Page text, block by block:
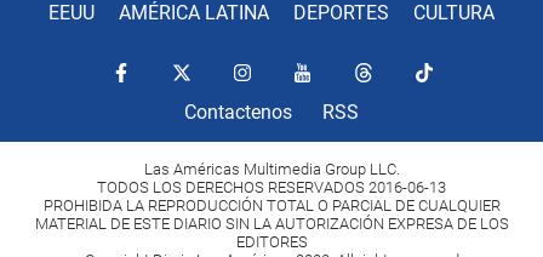
EEUU AMÉRICA LATINA DEPORTES CULTURA
Contactenos RSS
Las Américas Multimedia Group LLC.
TODOS LOS DERECHOS RESERVADOS 2016-06-13
PROHIBIDA LA REPRODUCCIÓN TOTAL O PARCIAL DE CUALQUIER
MATERIAL DE ESTE DIARIO SIN LA AUTORIZACIÓN EXPRESA DE LOS
EDITORES